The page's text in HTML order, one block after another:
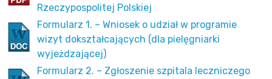
Rzeczypospolitej Polskiej
Formularz 1. – Wniosek o udział w programie
wizyt dokształcających (dla pielęgniarki
wyjeżdzającej)
Formularz 2. – Zgłoszenie szpitala leczniczego